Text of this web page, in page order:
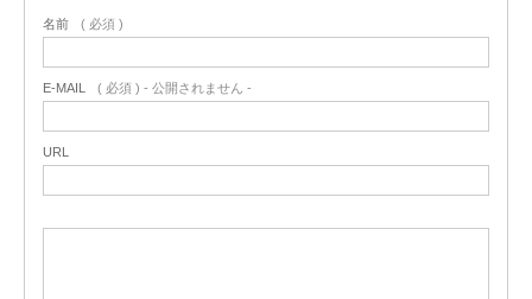
名前 ( 必須 )
E-MAIL ( 必須 ) - 公開されません -
URL